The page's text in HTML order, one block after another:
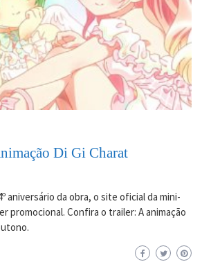
Di Gi Charat
aniversário da obra, o site oficial da mini-
promocional. Confira o trailer: A animação